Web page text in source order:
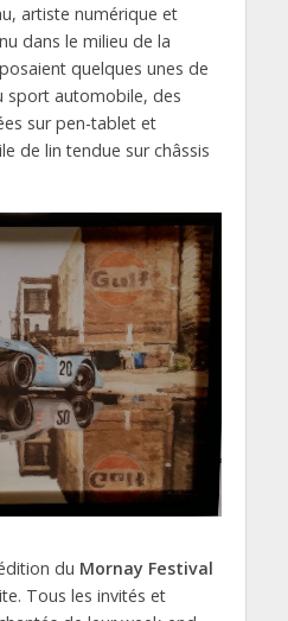
artiste numérique et
dans le milieu de la
quelques unes de
sport automobile, des
sur pen-tablet et
de lin tendue sur châssis
du Mornay Festival
Tous les invités et